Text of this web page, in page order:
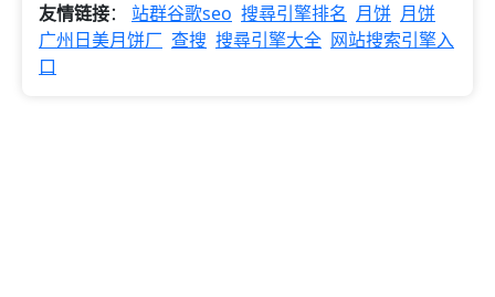
友情链接： 站群谷歌seo 搜尋引擎排名 月饼 月饼
广州日美月饼厂 查搜 搜尋引擎大全 网站搜索引擎入
口